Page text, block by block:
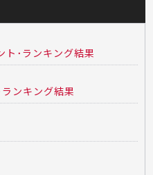
ト･ランキング結果
ンキング結果